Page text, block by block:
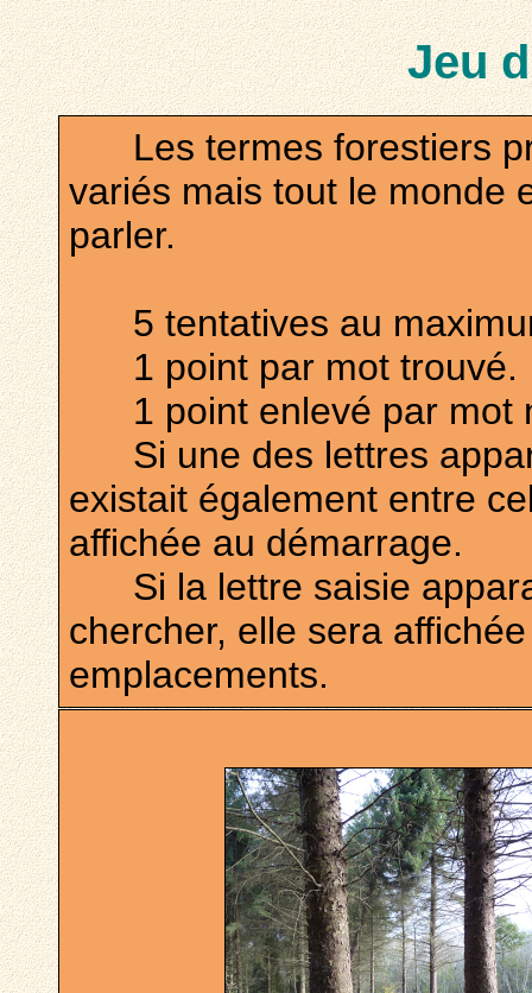
Jeu
Les termes forestiers
variés mais tout le monde
parler.
5 tentatives au
1 point par mot trouvé.
1 point enlevé par mot
Si une des lettres
existait également entre
affichée au démarrage.
Si la lettre saisie
chercher, elle sera
emplacements.